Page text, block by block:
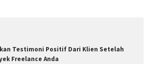
Testimoni Positif Dari Klien Setelah
Freelance Anda